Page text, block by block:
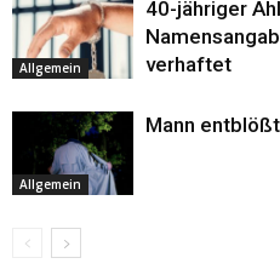
Allgemein
40-jähriger
verhaftet
Allgemein
Mann